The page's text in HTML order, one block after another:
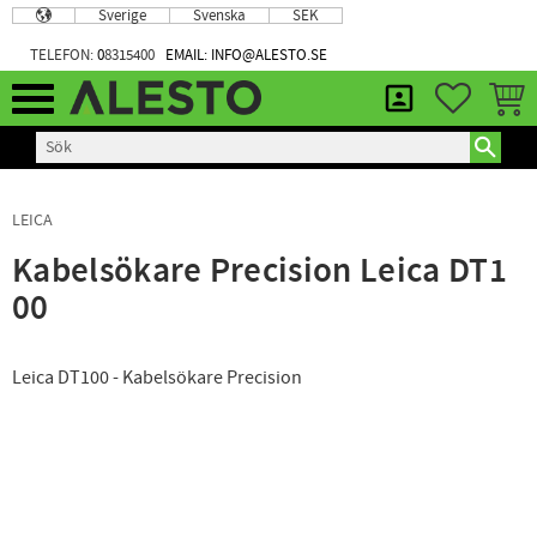
Meny
Sverige Svenska SEK
TELEFON:08315400 EMAIL: INFO@ALESTO.SE
LEICA
Kabelsökare Precision Leica DT1
00
Leica DT100 - Kabelsökare Precision